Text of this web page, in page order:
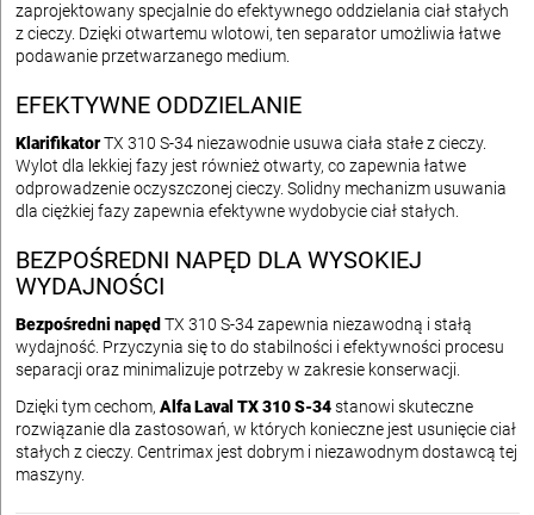
zaprojektowany specjalnie do efektywnego oddzielania ciał stałych
z cieczy. Dzięki otwartemu wlotowi, ten separator umożliwia łatwe
podawanie przetwarzanego medium.
EFEKTYWNE ODDZIELANIE
KlarifikatorTX 310 S-34 niezawodnie usuwa ciała stałe z cieczy.
Wylot dla lekkiej fazy jest również otwarty, co zapewnia łatwe
odprowadzenie oczyszczonej cieczy. Solidny mechanizm usuwania
dla ciężkiej fazy zapewnia efektywne wydobycie ciał stałych.
BEZPOŚREDNI NAPĘD DLA WYSOKIEJ
WYDAJNOŚCI
Bezpośredni napęd TX 310 S-34 zapewnia niezawodną i stałą
wydajność. Przyczynia się to do stabilności i efektywności procesu
separacji oraz minimalizuje potrzeby w zakresie konserwacji.
Dzięki tym cechom, Alfa Laval TX 310 S-34stanowi skuteczne
rozwiązanie dla zastosowań, w których konieczne jest usunięcie ciał
stałych z cieczy. Centrimax jest dobrym i niezawodnym dostawcą tej
maszyny.